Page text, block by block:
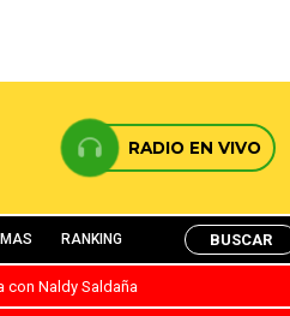
RADIO EN VIVO
RANKING BUSCAR
con Naldy Saldaña